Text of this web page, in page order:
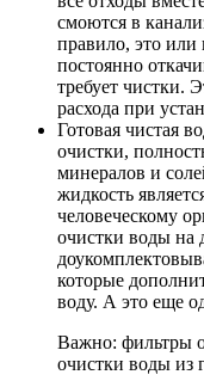
смоются в
правило, это
постоянно
требует чистки.
расхода при
Готовая чистая
очистки,
минералов и
жидкость
человеческому
очистки воды на
которые
воду. А это еще
Важно: фильтры
очистки воды из